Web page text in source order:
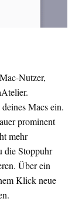
Nutzer,
Macs ein.
prominent
mehr
die Stoppuhr
Über ein
Klick neue